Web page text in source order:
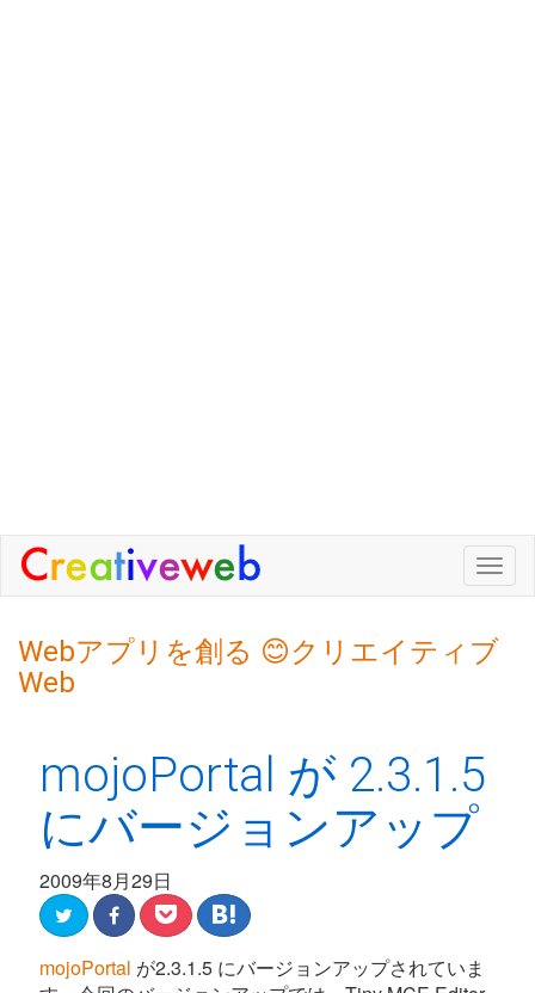
Webアプリを創る 😊クリエイティブ
Web
mojoPortal が 2.3.1.5
にバージョンアップ
2009年8月29日
mojoPortal が2.3.1.5 にバージョンアップされていま